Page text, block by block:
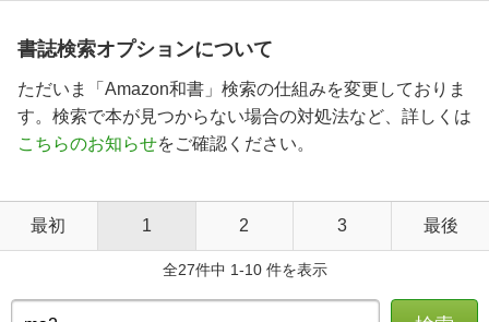
書誌検索オプションについて
ただいま「Amazon和書」検索の仕組みを変更しておりま
す。検索で本が見つからない場合の対処法など、詳しくは
こちらのお知らせをご確認ください。
最初 1 2 3 最後
全27件中 1-10 件を表示